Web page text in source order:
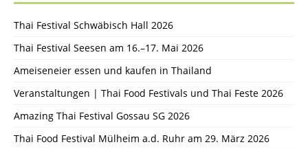
Thai Festival Schwäbisch Hall 2026
Thai Festival Seesen am 16.–17. Mai 2026
Ameiseneier essen und kaufen in Thailand
Veranstaltungen | Thai Food Festivals und Thai Feste 2026
Amazing Thai Festival Gossau SG 2026
Thai Food Festival Mülheim a.d. Ruhr am 29. März 2026